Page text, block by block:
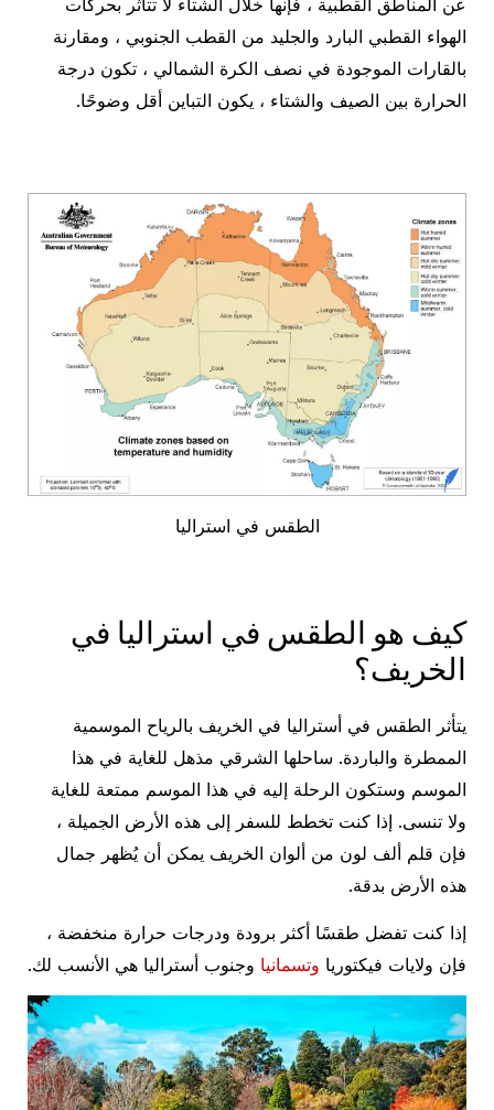
عن المناطق القطبية ، فإنها خلال الشتاء لا تتأثر بحركات
الهواء القطبي البارد والجليد من القطب الجنوبي ، ومقارنة
بالقارات الموجودة في نصف الكرة الشمالي ، تكون درجة
الحرارة بين الصيف والشتاء ، يكون التباين أقل وضوحًا.
الطقس في استراليا
كيف هو الطقس في استراليا في
الخريف؟
يتأثر الطقس في أستراليا في الخريف بالرياح الموسمية
الممطرة والباردة. ساحلها الشرقي مذهل للغاية في هذا
الموسم وستكون الرحلة إليه في هذا الموسم ممتعة للغاية
ولا تنسى. إذا كنت تخطط للسفر إلى هذه الأرض الجميلة ،
فإن قلم ألف لون من ألوان الخريف يمكن أن يُظهر جمال
هذه الأرض بدقة.
إذا كنت تفضل طقسًا أكثر برودة ودرجات حرارة منخفضة ،
فإن ولايات فيكتوريا وتسمانيا وجنوب أستراليا هي الأنسب لك.